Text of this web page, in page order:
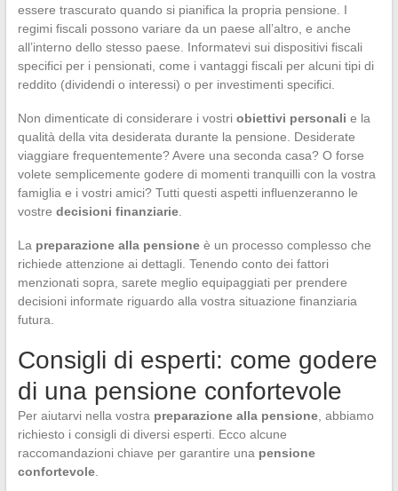
essere trascurato quando si pianifica la propria pensione. I
regimi fiscali possono variare da un paese all’altro, e anche
all’interno dello stesso paese. Informatevi sui dispositivi fiscali
specifici per i pensionati, come i vantaggi fiscali per alcuni tipi di
reddito (dividendi o interessi) o per investimenti specifici.
Non dimenticate di considerare i vostri obiettivi personali e la
qualità della vita desiderata durante la pensione. Desiderate
viaggiare frequentemente? Avere una seconda casa? O forse
volete semplicemente godere di momenti tranquilli con la vostra
famiglia e i vostri amici? Tutti questi aspetti influenzeranno le
vostre decisioni finanziarie.
La preparazione alla pensioneè un processo complesso che
richiede attenzione ai dettagli. Tenendo conto dei fattori
menzionati sopra, sarete meglio equipaggiati per prendere
decisioni informate riguardo alla vostra situazione finanziaria
futura.
Consigli di esperti: come godere
di una pensione confortevole
Per aiutarvi nella vostra preparazione alla pensione, abbiamo
richiesto i consigli di diversi esperti. Ecco alcune
raccomandazioni chiave per garantire una pensione
confortevole.